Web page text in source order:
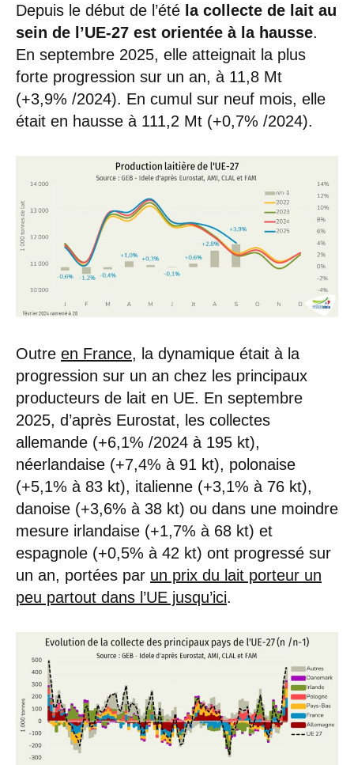
Depuis le début de l’été la collecte de lait au
sein de l’UE-27 est orientée à la hausse.
En septembre 2025, elle atteignait la plus
forte progression sur un an, à 11,8 Mt
(+3,9% /2024). En cumul sur neuf mois, elle
était en hausse à 111,2 Mt (+0,7% /2024).
Outre en France, la dynamique était à la
progression sur un an chez les principaux
producteurs de lait en UE. En septembre
2025, d’après Eurostat, les collectes
allemande (+6,1% /2024 à 195 kt),
néerlandaise (+7,4% à 91 kt), polonaise
(+5,1% à 83 kt), italienne (+3,1% à 76 kt),
danoise (+3,6% à 38 kt) ou dans une moindre
mesure irlandaise (+1,7% à 68 kt) et
espagnole (+0,5% à 42 kt) ont progressé sur
un an, portées par un prix du lait porteur un
peu partout dans l’UE jusqu’ici.